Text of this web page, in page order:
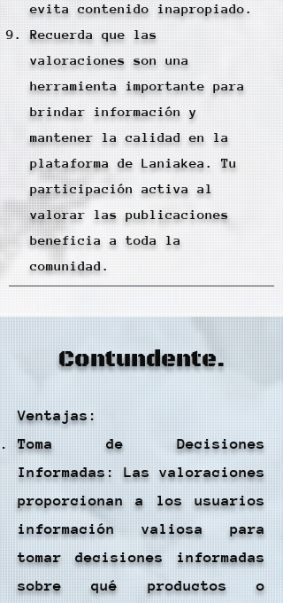
evita contenido inapropiado.
Recuerda que las
valoraciones son una
herramienta importante para
brindar información y
mantener la calidad en la
plataforma de Laniakea. Tu
participación activa al
valorar las publicaciones
beneficia a toda la
comunidad.
Contundente.
Ventajas:
Toma de Decisiones
Informadas: Las valoraciones
proporcionan a los usuarios
información valiosa para
tomar decisiones informadas
sobre qué productos o